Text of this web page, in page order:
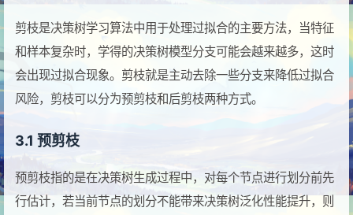
剪枝是决策树学习算法中用于处理过拟合的主要方法，当特征
和样本复杂时，学得的决策树模型分支可能会越来越多，这时
会出现过拟合现象。剪枝就是主动去除一些分支来降低过拟合
风险，剪枝可以分为预剪枝和后剪枝两种方式。
3.1 预剪枝
预剪枝指的是在决策树生成过程中，对每个节点进行划分前先
行估计，若当前节点的划分不能带来决策树泛化性能提升，则